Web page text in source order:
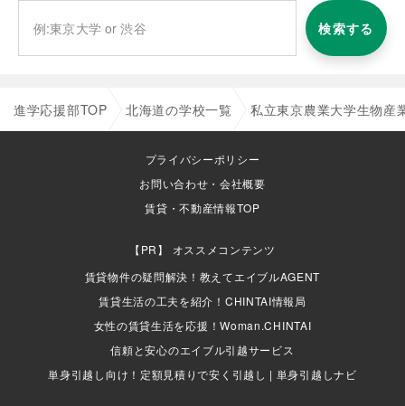
検索する
進学応援部TOP 北海道の学校一覧 私立東京農業大学生物産
プライバシーポリシー
お問い合わせ・会社概要
賃貸・不動産情報TOP
オススメコンテンツ
賃貸物件の疑問解決！教えてエイブルAGENT
賃貸生活の工夫を紹介！CHINTAI情報局
女性の賃貸生活を応援！Woman.CHINTAI
信頼と安心のエイブル引越サービス
単身引越し向け！定額見積りで安く引越し | 単身引越しナビ